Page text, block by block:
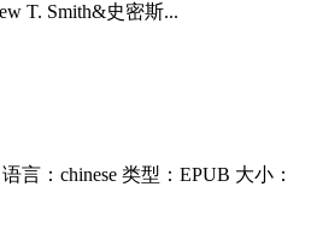
T. Smith&史密斯...
言：chinese 类型：EPUB 大小：